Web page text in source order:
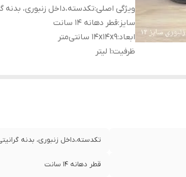
ویژگی اصلی:تکدسته،داخل زنبوری، بدنه
سایز :قطر دهانه ۱۴ سانت
ابعاد:۱۴x۱۴x۹ سانتی‌متر
ظرفیت:۱ لیتر
تکدسته،داخل زنبوری، بدنه
قطر دهانه ۱۴ سانت